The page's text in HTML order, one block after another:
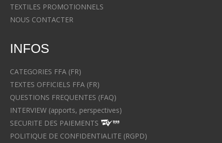
TEXTILES PROMOTIONNELS
NOUS CONTACTER
INFOS
CATEGORIES FFA (FR)
TEXTES OFFICIELS FFA (FR)
QUESTIONS FREQUENTES (FAQ)
INTERVIEW (apports, perspectives)
SECURITE DES PAIEMENTS
POLITIQUE DE CONFIDENTIALITE (RGPD)